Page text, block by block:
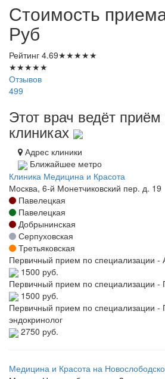
Стоимость
Руб
Рейтинг 4.69★★★★★
★★★★★
Отзывов
499
Этот врач ведёт
клиниках
Адрес клиники
Ближайшее метро
Клиника Медицина и Красота
Москва, 6-й Монетчиковский пер. д. 19
Павелецкая
Павелецкая
Добрынинская
Серпуховская
Третьяковская
Первичный прием по специализации -
1500 руб.
Первичный прием по специализации -
1500 руб.
Первичный прием по специализации -
эндокринолог
2750 руб.
Медицина и Красота на